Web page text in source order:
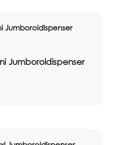
Jumboroldispenser